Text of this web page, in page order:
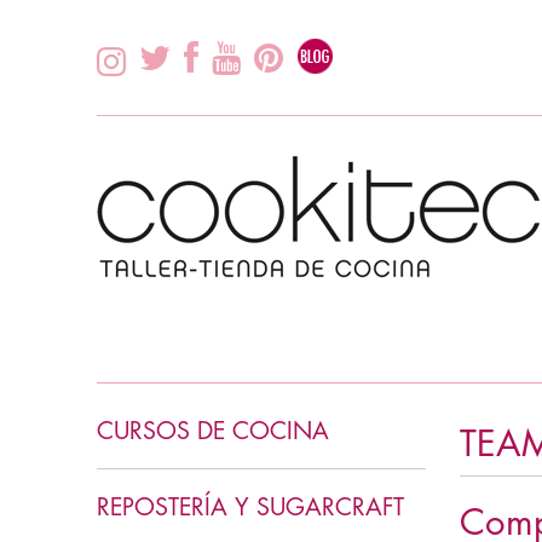
CURSOS DE COCINA
COCINA ASIÁTICA
REPOSTERÍA Y SUGARCRAFT